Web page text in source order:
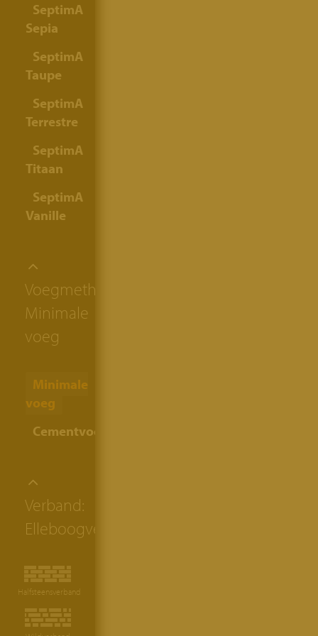
SeptimA
Sepia
SeptimA
Taupe
SeptimA
Terrestre
SeptimA
Titaan
SeptimA
Vanille
Voegmethode:
Minimale
voeg
Minimale
voeg
Cementvoeg
Verband:
Elleboogverband
Halfsteensverband